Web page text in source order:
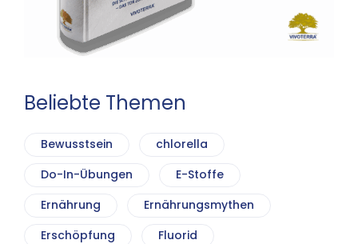
Beliebte Themen
Bewusstsein
chlorella
Do-In-Übungen
E-Stoffe
Ernährung
Ernährungsmythen
Erschöpfung
Fluorid